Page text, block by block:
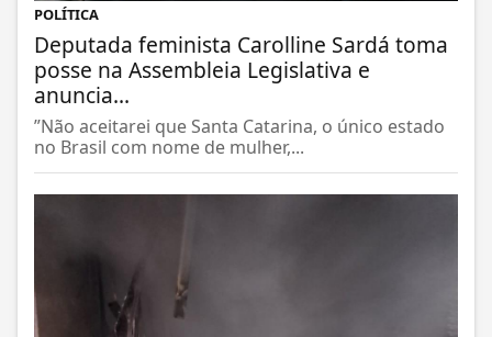
POLÍTICA
Deputada feminista Carolline Sardá toma
posse na Assembleia Legislativa e
anuncia...
”Não aceitarei que Santa Catarina, o único estado
no Brasil com nome de mulher,...